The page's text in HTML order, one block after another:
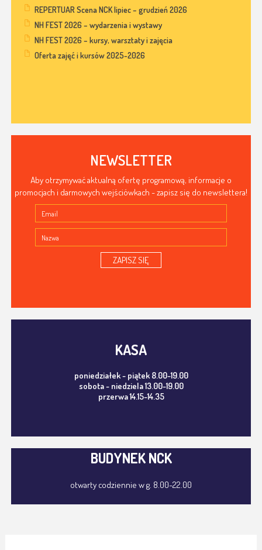
REPERTUAR Scena NCK lipiec – grudzień 2026
NH FEST 2026 – wydarzenia i wystawy
NH FEST 2026 – kursy, warsztaty i zajęcia
Oferta zajęć i kursów 2025-2026
NEWSLETTER
Aby otrzymywać aktualną ofertę programową, informacje o
promocjach i darmowych wejściówkach - zapisz się do newslettera!
ZAPISZ SIĘ
KASA
poniedziałek - piątek 8.00-19.00
sobota - niedziela 13.00-19.00
przerwa 14.15-14.35
BUDYNEK NCK
otwarty codziennie w g. 8.00-22.00